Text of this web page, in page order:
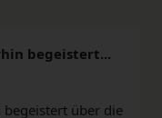
begeistert...
begeistert über die